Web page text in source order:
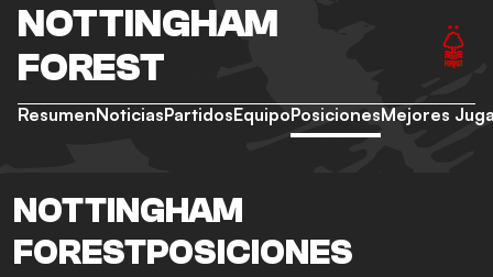
NOTTINGHAM
FOREST
ResumenNoticiasPartidosEquipoPosicionesMejores
NOTTINGHAM
FORESTPOSICIONES